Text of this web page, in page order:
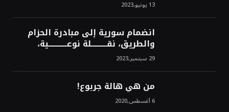
محمد محسن13 يونيو,2023
انضمام سورية إلى مبادرة الحزام
والطريق، نقــــــــــلة نوعــــــــــــية،
استراتيجية، تاريخية، نهائية، نحو
الشرق!محمد محسن29 سبتمبر,2023
من هي هالة جربوع!
6 أغسطس,2020